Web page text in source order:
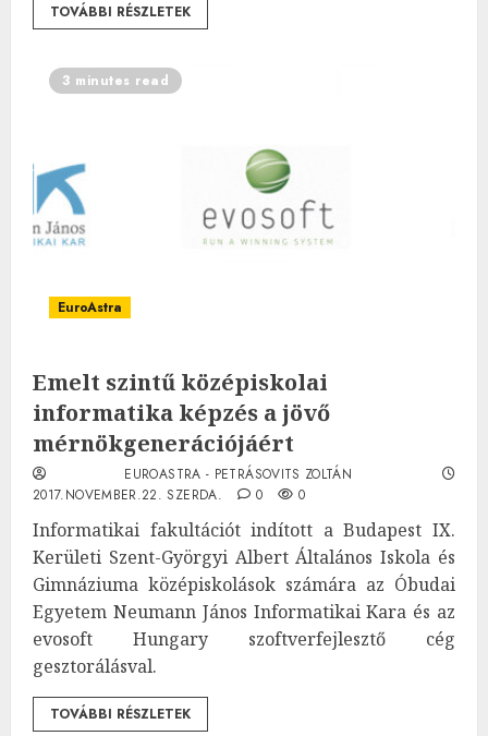
TOVÁBBI RÉSZLETEK
3 minutes read
EuroAstra
Emelt szintű középiskolai
informatika képzés a jövő
mérnökgenerációjáért
EUROASTRA - PETRÁSOVITS ZOLTÁN
2017.NOVEMBER.22. SZERDA.
0 0
Informatikai fakultációt indított a Budapest IX.
Kerületi Szent-Györgyi Albert Általános Iskola és
Gimnáziuma középiskolások számára az Óbudai
Egyetem Neumann János Informatikai Kara és az
evosoft Hungary szoftverfejlesztő cég
gesztorálásval.
TOVÁBBI RÉSZLETEK